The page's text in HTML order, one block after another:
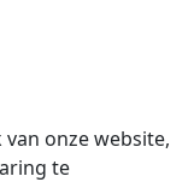
onze website,
te